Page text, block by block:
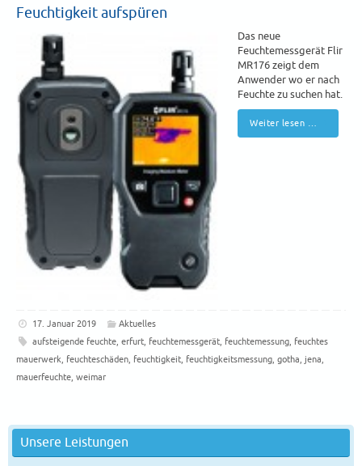
Feuchtigkeit aufspüren
Das neue
Feuchtemessgerät Flir
MR176 zeigt dem
Anwender wo er nach
Feuchte zu suchen hat.
Weiter lesen …
17. Januar 2019
Aktuelles
aufsteigende feuchte, erfurt, feuchtemessgerät, feuchtemessung, feuchtes
mauerwerk, feuchteschäden, feuchtigkeit, feuchtigkeitsmessung, gotha, jena,
mauerfeuchte, weimar
Unsere Leistungen